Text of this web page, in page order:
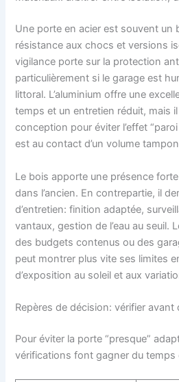
Une porte en acier est souvent un
résistance aux chocs et versions
vigilance porte sur la protection
particulièrement si le garage est
littoral. L’aluminium offre une
temps et un entretien réduit, mais
conception pour éviter l’effet
est au contact d’un volume
Le bois apporte une présence
dans l’ancien. En contrepartie, il
d’entretien: finition adaptée,
vantaux, gestion de l’eau au seuil.
des budgets contenus ou des
peut montrer plus vite ses limites
d’exposition au soleil et aux
Repères de décision: vérifier avant
Pour éviter la porte “presque”
vérifications font gagner du temps